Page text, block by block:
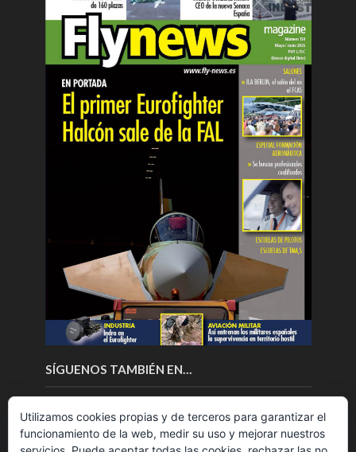
SÍGUENOS TAMBIÉN EN…
Utilizamos cookies propias y de terceros para garantizar el
funcionamiento de la web, medir su uso y mejorar nuestros